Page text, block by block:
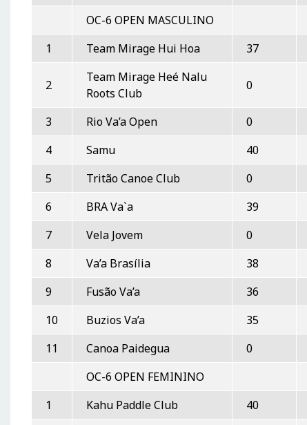
OC-6 OPEN MASCULINO
1
Team Mirage Hui Hoa 37
2
Team Mirage Heé Nalu
Roots Club
0
3 Rio Va’a Open 0
4
Samu 40
5
Tritão Canoe Club 0
6
BRA Va`a 39
7
Vela Jovem 0
8
Va’a Brasília 38
9
Fusão Va’a 36
10
Buzios Va’a 35
11
Canoa Paidegua 0
OC-6 OPEN FEMININO
1
Kahu Paddle Club 40